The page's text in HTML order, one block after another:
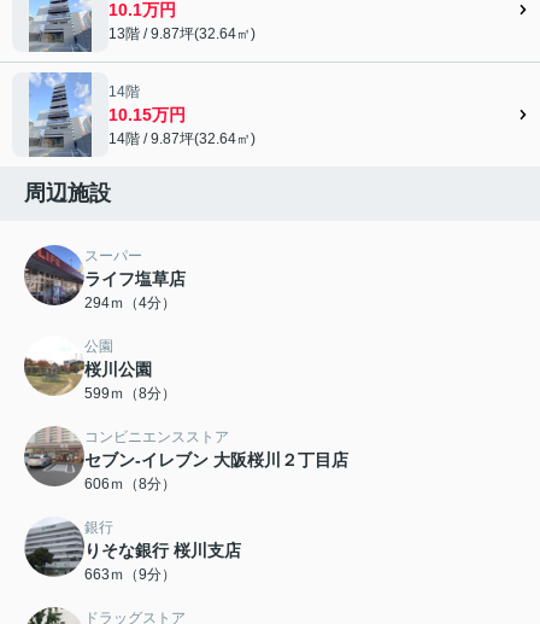
10.1万円
13階 / 9.87坪(32.64㎡)
14階
10.15万円
14階 / 9.87坪(32.64㎡)
周辺施設
スーパー
ライフ塩草店
294ｍ（4分）
公園
桜川公園
599ｍ（8分）
コンビニエンスストア
セブン-イレブン 大阪桜川２丁目店
606ｍ（8分）
銀行
りそな銀行 桜川支店
663ｍ（9分）
ドラッグストア